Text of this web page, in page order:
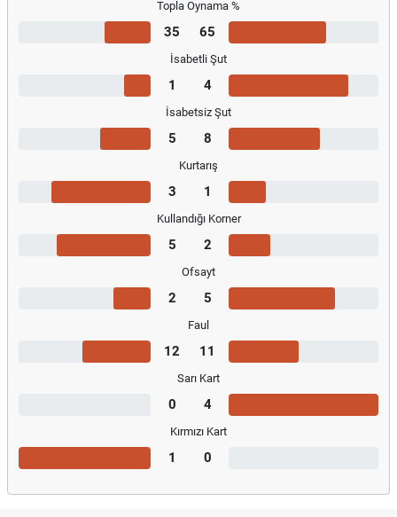
Topla Oynama %
35 65
İsabetli Şut
1 4
İsabetsiz Şut
5 8
Kurtarış
3 1
Kullandığı Korner
5 2
Ofsayt
2 5
Faul
12 11
Sarı Kart
0 4
Kırmızı Kart
1 0